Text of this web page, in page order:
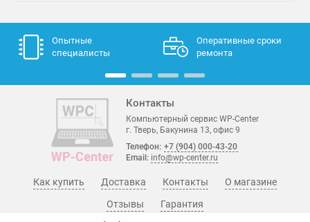
Опытные
специалисты
Оперативные сроки
ремонта
Контакты
Компьютерный сервис WP-Center
г. Тверь, Бакунина 13, офис 9
Телефон: +7 (904) 000-43-20
Email: info@wp-center.ru
О магазине
Гарантия
Отзывы
Как купить Доставка Контакты